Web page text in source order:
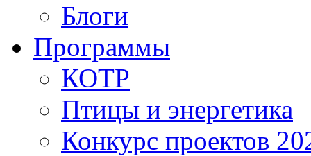
Блоги
Программы
КОТР
Птицы и энергетика
Конкурс проектов